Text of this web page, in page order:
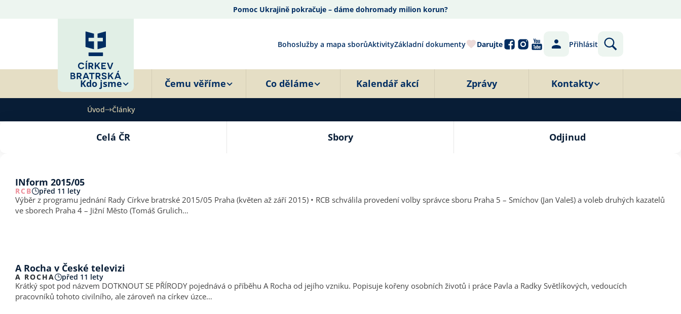
Pomoc Ukrajině pokračuje – dáme dohromady milion korun?
Bohoslužby a mapa sborůAktivityZákladní dokumenty Darujte Přihlásit
Kdo jsme Čemu věříme Co děláme Kalendář akcí Zprávy Kontakty
Úvod Články
Celá ČR Sbory Odjinud
INform 2015/05
RCB před 11 lety
Výběr z programu jednání Rady Církve bratrské 2015/05 Praha (květen až září 2015) • RCB schválila provedení volby správce sboru Praha 5 – Smíchov (Jan Valeš) a voleb druhých kazatelů
ve sborech Praha 4 – Jižní Město (Tomáš Grulich…
A Rocha v České televizi
A ROCHA před 11 lety
Krátký spot pod názvem DOTKNOUT SE PŘÍRODY pojednává o příběhu A Rocha od jejího vzniku. Popisuje kořeny osobních životů i práce Pavla a Radky Světlíkových, vedoucích
pracovníků tohoto civilního, ale zároveň na církev úzce…